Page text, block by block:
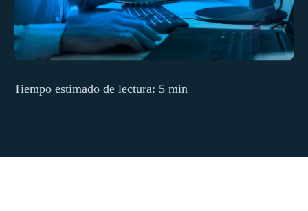
Tiempo estimado de lectura: 5 min